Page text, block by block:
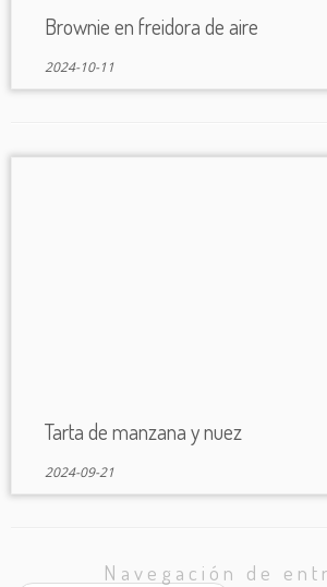
Brownie en freidora de aire
2024-10-11
Tarta de manzana y nuez
2024-09-21
Navegación de